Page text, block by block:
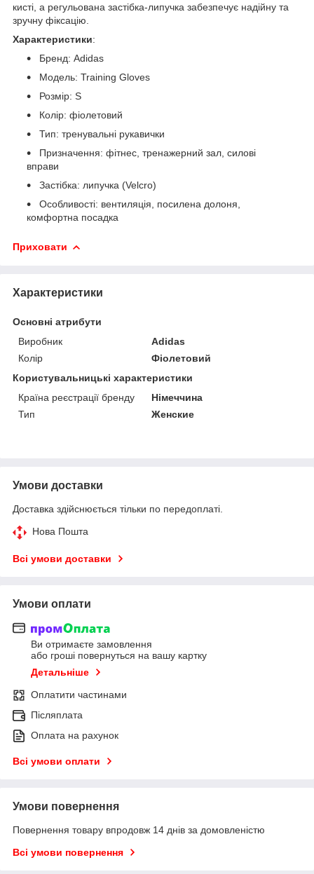
кисті, а регульована застібка-липучка забезпечує надійну та
зручну фіксацію.
Характеристики:
Бренд: Adidas
Модель: Training Gloves
Розмір: S
Колір: фіолетовий
Тип: тренувальні рукавички
Призначення: фітнес, тренажерний зал, силові
вправи
Застібка: липучка (Velcro)
Особливості: вентиляція, посилена долоня,
комфортна посадка
Приховати
Характеристики
Основні атрибути
Виробник
Adidas
Колір
Фіолетовий
Користувальницькі характеристики
Країна реєстрації бренду
Німеччина
Тип
Женские
Умови доставки
Доставка здійснюється тільки по передоплаті.
Нова Пошта
Всі умови доставки
Умови оплати
Ви отримаєте замовлення
або гроші повернуться на вашу картку
Детальніше
Оплатити частинами
Післяплата
Оплата на рахунок
Всі умови оплати
Умови повернення
Повернення товару впродовж 14 днів за домовленістю
Всі умови повернення